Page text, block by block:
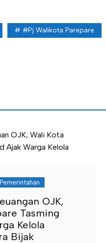
#Pj Walikota Parepare
Pemerintahan
OJK,
Tasming
Kelola
Bijak